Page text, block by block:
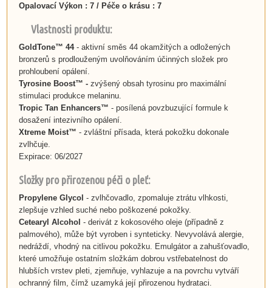
Opalovací Výkon : 7 / Péče o krásu : 7
Vlastnosti produktu:
GoldTone™ 44 - aktivní směs 44 okamžitých a odložených
bronzerů s prodlouženým uvolňováním účinných složek pro
prohloubení opálení.
Tyrosine Boost™ - zvýšený obsah tyrosinu pro maximální
stimulaci produkce melaninu.
Tropic Tan Enhancers™ - posílená povzbuzující formule k
dosažení intezivního opálení.
Xtreme Moist™ - zvláštní přísada, která pokožku dokonale
zvlhčuje.
Expirace: 06/2027
Složky pro přirozenou péči o pleť:
Propylene Glycol - zvlhčovadlo, zpomaluje ztrátu vlhkosti,
zlepšuje vzhled suché nebo poškozené pokožky.
Cetearyl Alcohol - derivát z kokosového oleje (případně z
palmového), může být vyroben i synteticky. Nevyvolává alergie,
nedráždí, vhodný na citlivou pokožku. Emulgátor a zahušťovadlo,
které umožňuje ostatním složkám dobrou vstřebatelnost do
hlubších vrstev pleti, zjemňuje, vyhlazuje a na povrchu vytváří
ochranný film, čímž uzamyká její přirozenou hydrataci.